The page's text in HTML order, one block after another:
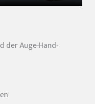
der Auge-Hand-